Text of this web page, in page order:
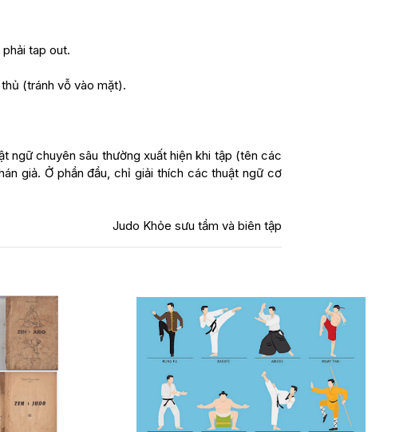
tap out.
(tránh vỗ vào mặt).
ngữ chuyên sâu thường xuất hiện khi tập (tên các
giả. Ở phần đầu, chỉ giải thích các thuật ngữ cơ
Judo Khỏe sưu tầm và biên tập